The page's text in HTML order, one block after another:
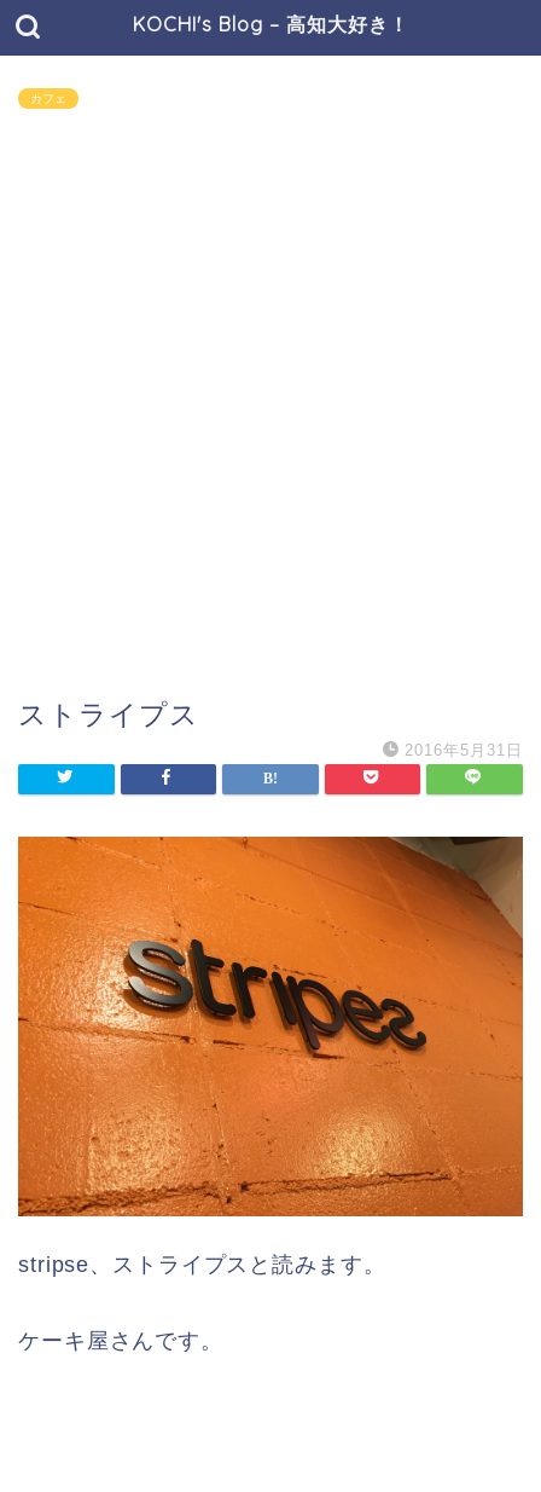
KOCHI's Blog – 高知大好き！
カフェ
ストライプス
2016年5月31日
stripse、ストライプスと読みます。
ケーキ屋さんです。